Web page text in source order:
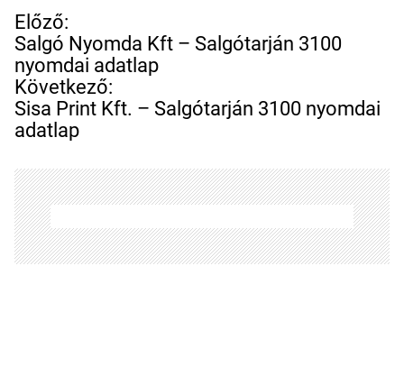
B
e
j
e
g
y
z
é
s
n
a
v
Előző:
Salgó Nyomda Kft – Salgótarján 3100
nyomdai adatlap
Következő:
Sisa Print Kft. – Salgótarján 3100 nyomdai
adatlap